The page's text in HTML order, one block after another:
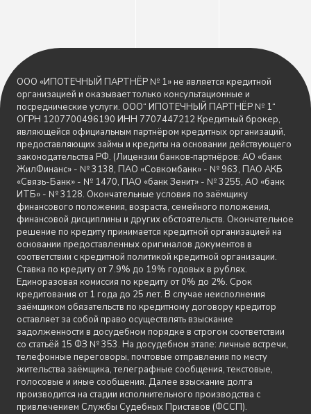
ООО «ИПОТЕЧНЫЙ ПАРТНЁР № 1» не является кредитной
организацией и оказывает только консультационные и
посреднические услуги. ООО“ ИПОТЕЧНЫЙ ПАРТНЁР № 1“
ОГРН 1207700496190 ИНН 7707447212 Кредитный брокер,
являющейся официальным партнёром кредитных организаций,
предоставляющих займы и кредиты на основании действующего
законодательства РФ. (Лицензии банков‑партнёров: АО «банк
ЖилФинанс» - № 3138, ПАО «Совкомбанк» - № 963, ПАО АКБ
«Связь-Банк» - № 1470, ПАО «банк Зенит» - № 3255, АО «банк
ИТБ» - № 3128. Окончательные условия по заёмщику
финансового положения, возраста, семейного положения,
финансовой дисциплины и других обстоятельств. Окончательное
решение по кредиту принимается кредитной организацией на
основании предоставленных оригиналов документов в
соответствии с кредитной политикой кредитной организации.
Ставка по кредиту от 7.9% до 19% годовых в рублях.
Единоразовая комиссия по кредиту от 0% до 2%. Срок
кредитования от 1 года до 25 лет. В случае неисполнения
заёмщиком обязательств по кредитному договору кредитор
оставляет за собой право осуществлять взыскание
задолженности в досудебном порядке в строгом соответствии
со статьёй 15 ФЗ № 353. На досудебном этапе: личные встречи,
телефонные переговоры, почтовые отправления по месту
жительства заёмщика, телеграфные сообщения, текстовые,
голосовые и иные сообщения. Далее взыскание долга
производится на стадии исполнительного производства с
привлечением Службы Судебных Приставов (ФССП).